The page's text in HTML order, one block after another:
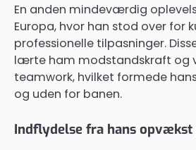
En anden mindeværdig
Europa, hvor han stod over for
professionelle tilpasninger.
lærte ham modstandskraft og
teamwork, hvilket formede
og uden for banen.
Indflydelse fra hans opvækst